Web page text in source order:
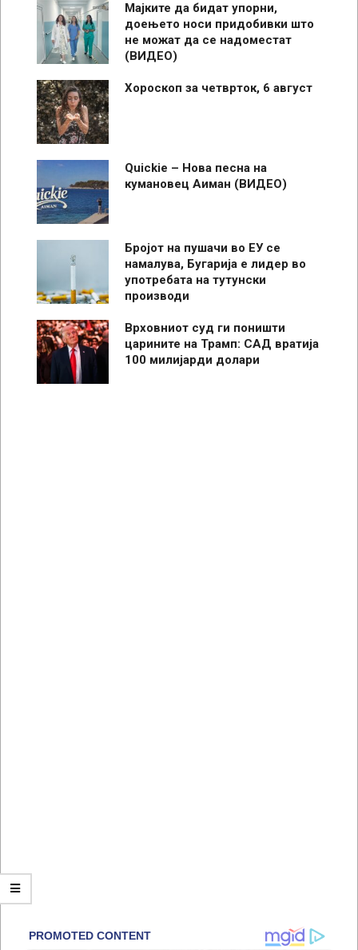
Мајките да бидат упорни,
доењето носи придобивки што
не можат да се надоместат
(ВИДЕО)
Хороскоп за четврток, 6 август
Quickie – Нова песна на
кумановец Аиман (ВИДЕО)
Бројот на пушачи во ЕУ се
намалува, Бугарија е лидер во
употребата на тутунски
производи
Врховниот суд ги поништи
царините на Трамп: САД вратија
100 милијарди долари